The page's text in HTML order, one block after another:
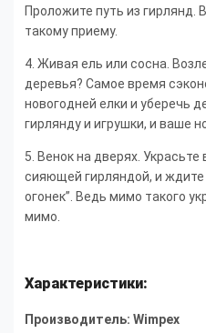
Проложите путь из гирлянд.
такому приему.
4. Живая ель или сосна.
деревья? Самое время
новогодней елки и уберечь
гирлянду и игрушки, и ваше
5. Венок на дверях.
сияющей гирляндой, и ждите
огонек”. Ведь мимо такого
мимо.
Характеристики:
Производитель: Wimpex